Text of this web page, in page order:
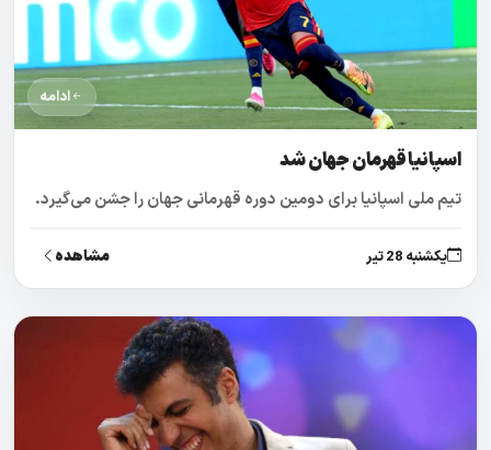
ادامه
اسپانیا قهرمان جهان شد
تیم ملی اسپانیا برای دومین دوره قهرمانی جهان را جشن می‌گیرد.
یکشنبه 28 تیر مشاهده